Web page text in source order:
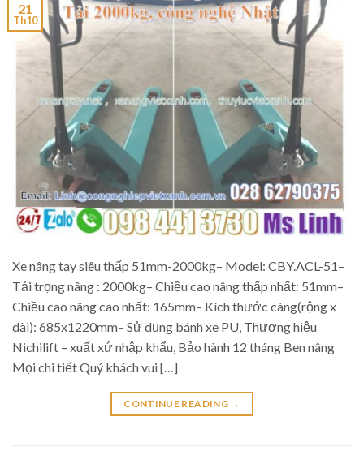
21
Th10
Xe nâng tay siêu thấp 51mm-2000kg– Model: CBY.ACL-51–
Tải trọng nâng : 2000kg– Chiều cao nâng thấp nhất: 51mm–
Chiều cao nâng cao nhất: 165mm– Kích thước càng(rộng x
dài): 685x1220mm– Sử dụng bánh xe PU, Thương hiệu
Nichilift – xuất xứ nhập khẩu, Bảo hành 12 tháng Ben nâng
Mọi chi tiết Quý khách vui […]
CONTINUE READING →